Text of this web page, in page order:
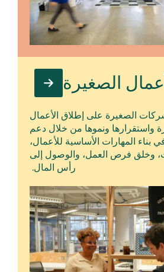
الصغيرة
الصغيرة على إطلاق الأعمال
واستقرارها ونموها من خلال دعم
بناء المهارات الأساسية للأعمال،
وخلق فرص العمل، والوصول إلى
رأس المال.